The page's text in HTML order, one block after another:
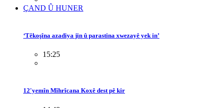
ÇAND Û HUNER
‘Têkoşîna azadiya jin û parastina xwezayê yek in’
15:25
12'yemîn Mîhrîcana Koxê dest pê kir